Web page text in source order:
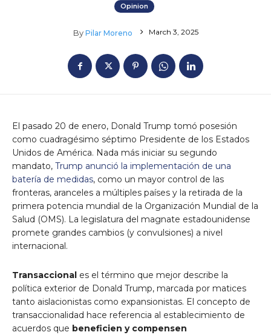
Opinion
By Pilar Moreno March 3, 2025
El pasado 20 de enero, Donald Trump tomó posesión
como cuadragésimo séptimo Presidente de los Estados
Unidos de América. Nada más iniciar su segundo
mandato, Trump anunció la implementación de una
batería de medidas, como un mayor control de las
fronteras, aranceles a múltiples países y la retirada de la
primera potencia mundial de la Organización Mundial de la
Salud (OMS). La legislatura del magnate estadounidense
promete grandes cambios (y convulsiones) a nivel
internacional.
Transaccional es el término que mejor describe la
política exterior de Donald Trump, marcada por matices
tanto aislacionistas como expansionistas. El concepto de
transaccionalidad hace referencia al establecimiento de
acuerdos que beneficien y compensen